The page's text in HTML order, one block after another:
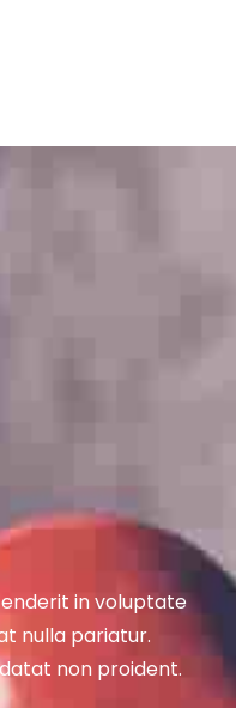
in voluptate
nulla pariatur.
non proident.